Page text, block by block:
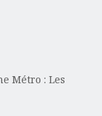
Métro : Les